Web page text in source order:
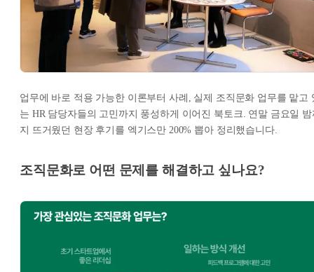
업무에 바로 적용 가능한 이론부터 사례, 실제 조직문화 업무를 맡고
는 HR 담당자들의 고민까지 풍성하게 이어진 북토크. 연말 금요일 밤
지 뜨거웠던 현장 후기를 엑기스만 200% 뽑아 정리했습니다.
조직문화로 어떤 문제를 해결하고 싶나요?